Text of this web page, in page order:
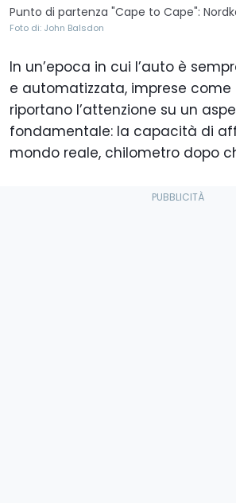
Punto di partenza "Cape to Cape":
Foto di: John Balsdon
In un’epoca in cui l’auto è
e automatizzata, imprese come
riportano l’attenzione su un
fondamentale: la capacità di
mondo reale, chilometro dopo